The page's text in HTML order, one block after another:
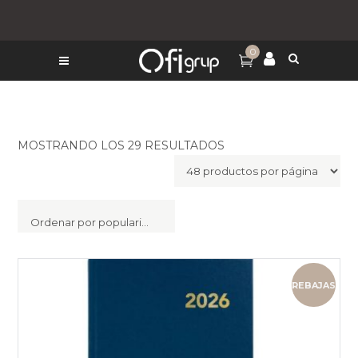
0
MOSTRANDO LOS 29 RESULTADOS
Ordenar por popularidad
REBAJAS